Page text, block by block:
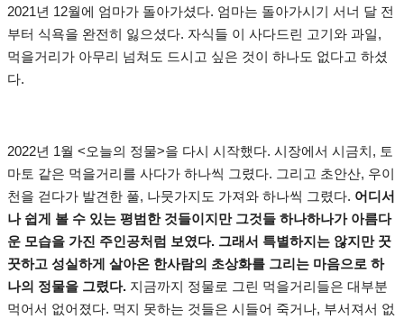
2021년 12월에 엄마가 돌아가셨다. 엄마는 돌아가시기 서너 달 전
부터 식욕을 완전히 잃으셨다. 자식들 이 사다드린 고기와 과일,
먹을거리가 아무리 넘쳐도 드시고 싶은 것이 하나도 없다고 하셨
다.
2022년 1월 <오늘의 정물>을 다시 시작했다. 시장에서 시금치, 토
마토 같은 먹을거리를 사다가 하나씩 그렸다. 그리고 초안산, 우이
천을 걷다가 발견한 풀, 나뭇가지도 가져와 하나씩 그렸다. 어디서
나 쉽게 볼 수 있는 평범한 것들이지만 그것들 하나하나가 아름다
운 모습을 가진 주인공처럼 보였다. 그래서 특별하지는 않지만 꿋
꿋하고 성실하게 살아온 한사람의 초상화를 그리는 마음으로 하
나의 정물을 그렸다. 지금까지 정물로 그린 먹을거리들은 대부분
먹어서 없어졌다. 먹지 못하는 것들은 시들어 죽거나, 부서져서 없